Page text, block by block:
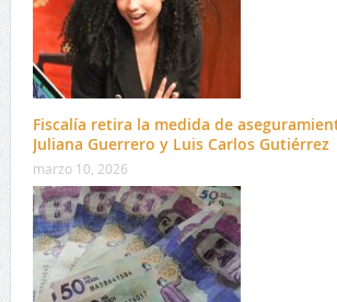
Fiscalía retira la medida de
Juliana Guerrero y Luis Carlos Gutiérrez
marzo 10, 2026